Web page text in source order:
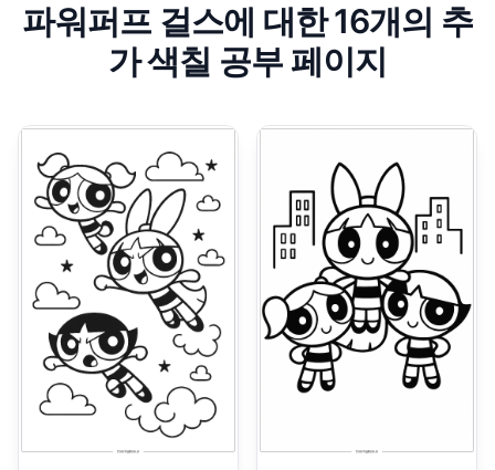
파워퍼프 걸스에 대한 16개의 추
가 색칠 공부 페이지